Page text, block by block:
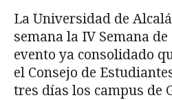
La Universidad de
semana la IV Semana
evento ya consolidado
el Consejo de
tres días los campus de